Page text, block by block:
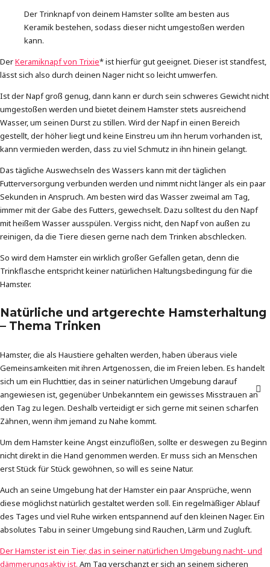
Der Trinknapf von deinem Hamster sollte am besten aus
Keramik bestehen, sodass dieser nicht umgestoßen werden
kann.
DerKeramiknapf von Trixie* ist hierfür gut geeignet. Dieser ist standfest,
lässt sich also durch deinen Nager nicht so leicht umwerfen.
Ist der Napf groß genug, dann kann er durch sein schweres Gewicht nicht
umgestoßen werden und bietet deinem Hamster stets ausreichend
Wasser, um seinen Durst zu stillen. Wird der Napf in einen Bereich
gestellt, der höher liegt und keine Einstreu um ihn herum vorhanden ist,
kann vermieden werden, dass zu viel Schmutz in ihn hinein gelangt.
Das tägliche Auswechseln des Wassers kann mit der täglichen
Futterversorgung verbunden werden und nimmt nicht länger als ein paar
Sekunden in Anspruch. Am besten wird das Wasser zweimal am Tag,
immer mit der Gabe des Futters, gewechselt. Dazu solltest du den Napf
mit heißem Wasser ausspülen. Vergiss nicht, den Napf von außen zu
reinigen, da die Tiere diesen gerne nach dem Trinken abschlecken.
So wird dem Hamster ein wirklich großer Gefallen getan, denn die
Trinkflasche entspricht keiner natürlichen Haltungsbedingung für die
Hamster.
Natürliche und artgerechte Hamsterhaltung
– Thema Trinken
Hamster, die als Haustiere gehalten werden, haben überaus viele
Gemeinsamkeiten mit ihren Artgenossen, die im Freien leben. Es handelt
sich um ein Fluchttier, das in seiner natürlichen Umgebung darauf
angewiesen ist, gegenüber Unbekanntem ein gewisses Misstrauen an
den Tag zu legen. Deshalb verteidigt er sich gerne mit seinen scharfen
Zähnen, wenn ihm jemand zu Nahe kommt.
Um dem Hamster keine Angst einzuflößen, sollte er deswegen zu Beginn
nicht direkt in die Hand genommen werden. Er muss sich an Menschen
erst Stück für Stück gewöhnen, so will es seine Natur.
Auch an seine Umgebung hat der Hamster ein paar Ansprüche, wenn
diese möglichst natürlich gestaltet werden soll. Ein regelmäßiger Ablauf
des Tages und viel Ruhe wirken entspannend auf den kleinen Nager. Ein
absolutes Tabu in seiner Umgebung sind Rauchen, Lärm und Zugluft.
Der Hamster ist ein Tier, das in seiner natürlichen Umgebung nacht- und
dämmerungsaktiv ist. Am Tag verschanzt er sich an seinem sicheren